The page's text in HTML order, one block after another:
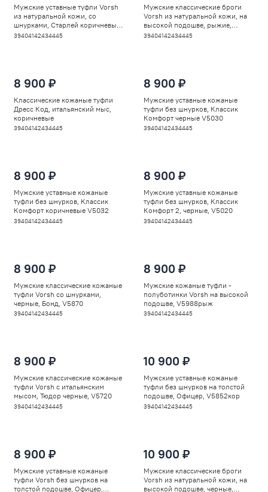
Мужские уставные туфли Vorsh
из натуральной кожи, со
шнурками, Старлей коричневые,
V5932
39404142434445
Мужские классические броги
Vorsh из натуральной кожи, на
высокой подошве, рыжие,
V5948
39404142434445
8 900 ₽
Классические кожаные туфли
Дресс Код, итальянский мыс,
коричневые
39404142434445
8 900 ₽
Мужские уставные кожаные
туфли без шнурков, Классик
Комфорт черные V5030
39404142434445
8 900 ₽
Мужские уставные кожаные
туфли без шнурков, Классик
Комфорт коричневые V5032
39404142434445
8 900 ₽
Мужские уставные кожаные
туфли без шнурков, Классик
Комфорт 2, черные, V5020
39404142434445
8 900 ₽
Мужские классические кожаные
туфли Vorsh со шнурками,
черные, Бонд, V5870
39404142434445
8 900 ₽
Мужские кожаные туфли -
полуботинки Vorsh на высокой
подошве, V5988рыж
39404142434445
8 900 ₽
Мужские классические кожаные
туфли Vorsh с итальянским
мысом, Тюдор черные, V5720
39404142434445
10 900 ₽
Мужские уставные кожаные
туфли без шнурков на толстой
подошве, Офицер, V5852кор
39404142434445
8 900 ₽
Мужские уставные кожаные
туфли Vorsh без шнурков на
толстой подошве, Офицер,
10 900 ₽
Мужские классические броги
Vorsh из натуральной кожи, на
высокой подошве, черные,